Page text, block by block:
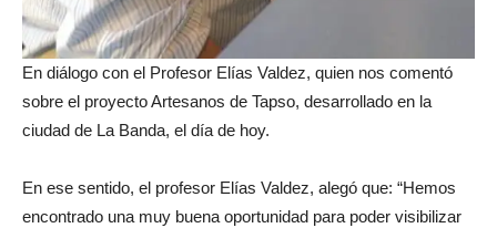
En diálogo con el Profesor Elías Valdez, quien nos comentó
sobre el proyecto Artesanos de Tapso, desarrollado en la
ciudad de La Banda, el día de hoy.
En ese sentido, el profesor Elías Valdez, alegó que: “Hemos
encontrado una muy buena oportunidad para poder visibilizar